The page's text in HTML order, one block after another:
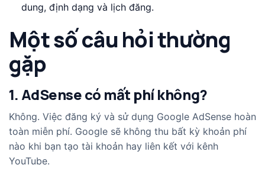
dung, định dạng và lịch đăng.
Một số câu hỏi thường
gặp
1. AdSense có mất phí không?
Không. Việc đăng ký và sử dụng Google AdSense hoàn
toàn miễn phí. Google sẽ không thu bất kỳ khoản phí
nào khi bạn tạo tài khoản hay liên kết với kênh
YouTube.